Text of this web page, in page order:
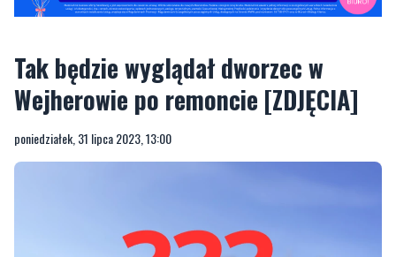
Tak będzie wyglądał dworzec w
poniedziałek, 31 lipca 2023, 13:00